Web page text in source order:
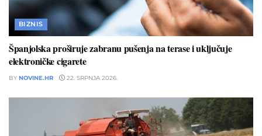
BIZNIS
Španjolska proširuje zabranu pušenja na terase i uključuje
elektroničke cigarete
BY NOVINE.HR 22. SRPNJA 2026.